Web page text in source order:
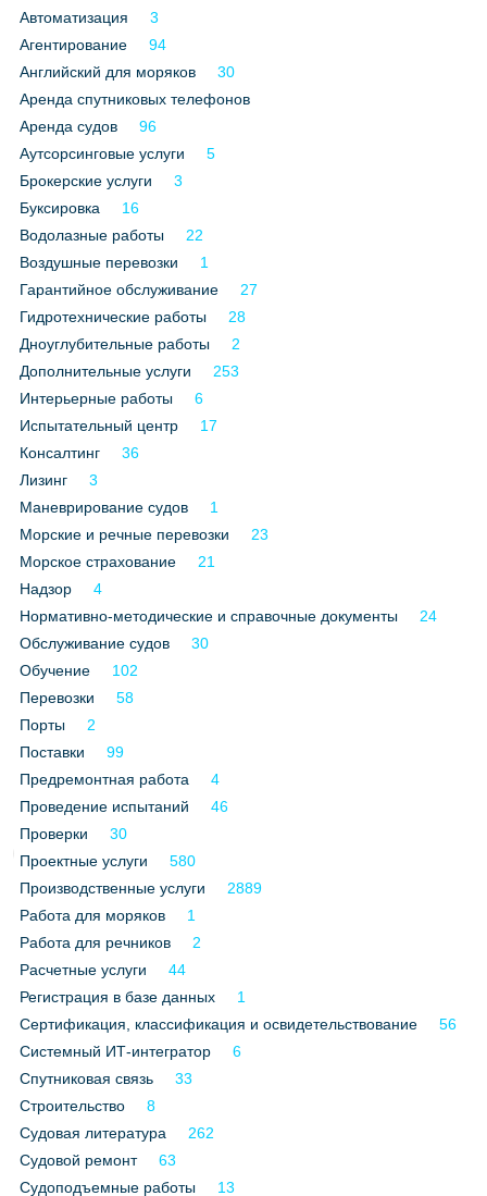
Автоматизация
3
Агентирование
94
Английский для моряков
30
Аренда спутниковых телефонов
Аренда судов
96
Аутсорсинговые услуги
5
Брокерские услуги
3
Буксировка
16
Водолазные работы
22
Воздушные перевозки
1
Гарантийное обслуживание
27
Гидротехнические работы
28
Дноуглубительные работы
2
Дополнительные услуги
253
Интерьерные работы
6
Испытательный центр
17
Консалтинг
36
Лизинг
3
Маневрирование судов
1
Морские и речные перевозки
23
Морское страхование
21
Надзор
4
Нормативно-методические и справочные документы
24
Обслуживание судов
30
Обучение
102
Перевозки
58
Порты
2
Поставки
99
Предремонтная работа
4
Проведение испытаний
46
Проверки
30
Проектные услуги
580
Производственные услуги
2889
Работа для моряков
1
Работа для речников
2
Расчетные услуги
44
Регистрация в базе данных
1
Сертификация, классификация и освидетельствование
56
Системный ИТ-интегратор
6
Спутниковая связь
33
Строительство
8
Судовая литература
262
Судовой ремонт
63
Судоподъемные работы
13